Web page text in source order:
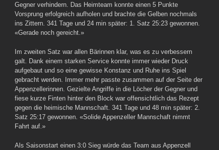
Gegner verhindern. Das Heimteam konnte einen 5 Punkte
Vorsprung erfolgreich aufholen und brachte die Gelben nochmals
ins Zittern. 341 Tage und 24 min später: 1. Satz 25:23 gewonnen.
«Gerade noch gereicht.»
Im zweiten Satz war allen Bärinnen klar, was es zu verbessern
galt. Dank einem starken Service konnte immer wieder Druck
aufgebaut und so eine gewisse Konstanz und Ruhe ins Spiel
gebracht werden. Immer mehr passte zusammen auf der Seite der
Appenzellerinnen. Gezielte Angriffe in die Löcher der Gegner und
fiese kurze Finten hinter den Block war offensichtlich das Rezept
gegen die heimische Mannschaft. 341 Tage und 48 min später: 2.
Satz 25:17 gewonnen. «Solide Appenzeller Mannschaft nimmt
Fahrt auf.»
Als Saisonstart einen 3:0 Sieg würde das Team aus Appenzell